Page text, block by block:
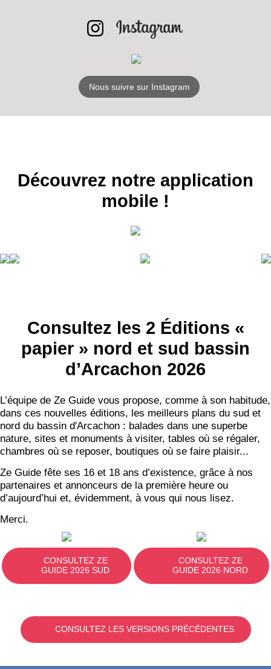
RECEVEZ
LES
BONS PLANS
Nous suivre sur Instagram
Découvrez notre application
mobile !
Consultez les 2 Éditions «
papier » nord et sud bassin
d’Arcachon 2026
L’équipe de Ze Guide vous propose, comme à son habitude,
dans ces nouvelles éditions, les meilleurs plans du sud et
nord du bassin d'Arcachon : balades dans une superbe
nature, sites et monuments à visiter, tables où se régaler,
chambres où se reposer, boutiques où se faire plaisir...
Ze Guide fête ses 16 et 18 ans d’existence, grâce à nos
partenaires et annonceurs de la première heure ou
d’aujourd’hui et, évidemment, à vous qui nous lisez.
Merci.
CONSULTEZ ZE
GUIDE 2026 SUD
CONSULTEZ ZE
GUIDE 2026 NORD
CONSULTEZ LES VERSIONS PRÉCÉDENTES